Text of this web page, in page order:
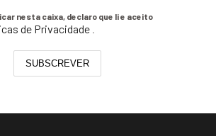
nesta caixa, declaro que li e aceito
de Privacidade
SUBSCREVER